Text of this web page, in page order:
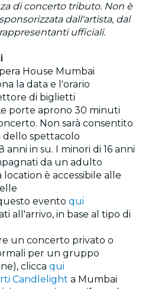
di concerto tributo. Non è
dall'artista, dal
ufficiali.
House Mumbai
la data e l'orario
di biglietti
porte aprono 30 minuti
Non sarà consentito
dello spettacolo
anni in su. I minori di 16 anni
da un adulto
location è accessibile alle
evento qui
all'arrivo, in base al tipo di
un concerto privato o
per un gruppo
clicca qui
Candlelight a Mumbai